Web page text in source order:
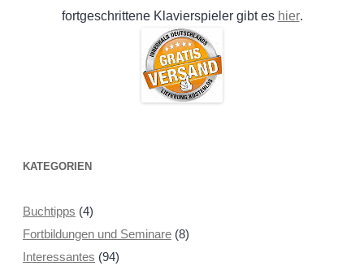
fortgeschrittene Klavierspieler gibt es hier.
KATEGORIEN
Buchtipps (4)
Fortbildungen und Seminare(8)
Interessantes (94)